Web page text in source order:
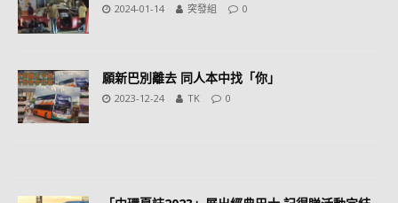
2024-01-14 突發組 0
願新巴別離去 同人本中找「你」
2023-12-24 TK 0